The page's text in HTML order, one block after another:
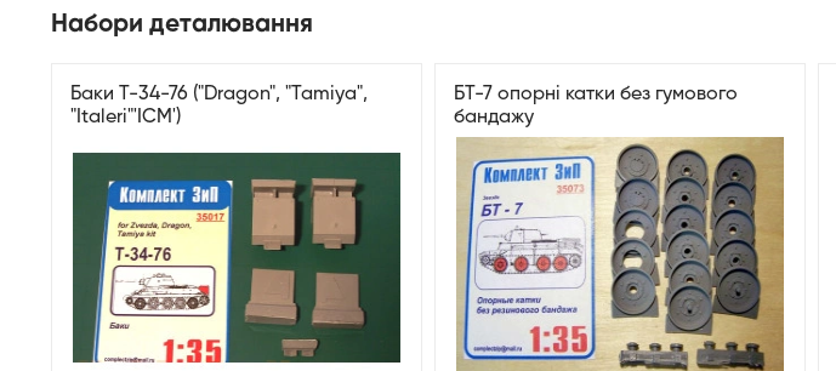
Набори деталювання
Баки Т-34-76 ("Dragon", "Tamiya",
"Italeri"'ICM')
БТ-7 опорні катки без гумового
бандажу